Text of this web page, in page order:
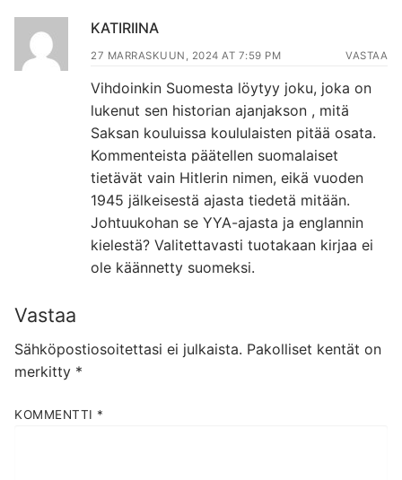
KATIRIINA
27 MARRASKUUN, 2024 AT 7:59 PM VASTAA
Vihdoinkin Suomesta löytyy joku, joka on
lukenut sen historian ajanjakson , mitä
Saksan kouluissa koululaisten pitää osata.
Kommenteista päätellen suomalaiset
tietävät vain Hitlerin nimen, eikä vuoden
1945 jälkeisestä ajasta tiedetä mitään.
Johtuukohan se YYA-ajasta ja englannin
kielestä? Valitettavasti tuotakaan kirjaa ei
ole käännetty suomeksi.
Vastaa
Sähköpostiosoitettasi ei julkaista. Pakolliset kentät on
merkitty *
KOMMENTTI *